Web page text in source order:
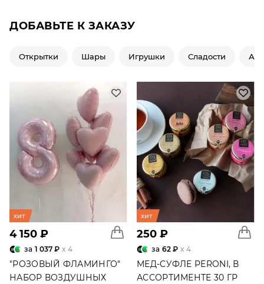
ДОБАВЬТЕ К ЗАКАЗУ
Открытки Шары Игрушки Сладости
хит
4 150 ₽
за 1 037 ₽ x 4
"РОЗОВЫЙ ФЛАМИНГО"
НАБОР ВОЗДУШНЫХ
хит
250 ₽
за 62 ₽ x 4
МЕД-СУФЛЕ PERONI, В
АССОРТИМЕНТЕ 30 ГР